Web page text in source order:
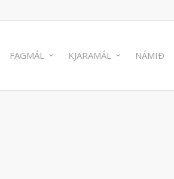
FAGMÁL KJARAMÁL NÁMIÐ